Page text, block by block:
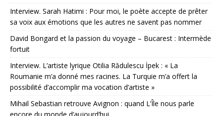
Interview. Sarah Hatimi : Pour moi, le poète accepte de prêter
sa voix aux émotions que les autres ne savent pas nommer
David Bongard et la passion du voyage – Bucarest : Intermède
fortuit
Interview. L’artiste lyrique Otilia Rădulescu İpek : « La
Roumanie m’a donné mes racines. La Turquie m’a offert la
possibilité d’accomplir ma vocation d’artiste »
Mihail Sebastian retrouve Avignon : quand L’Île nous parle